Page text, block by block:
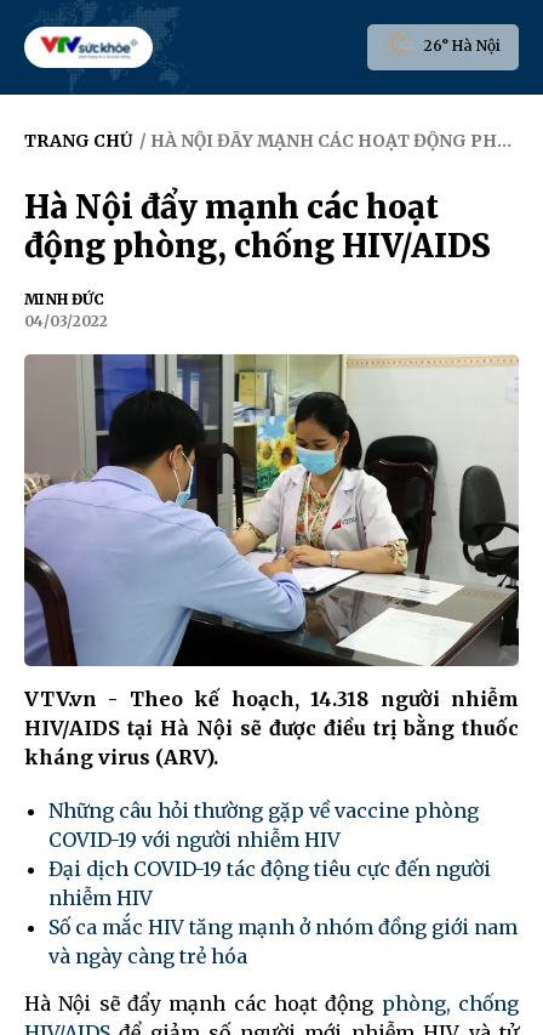
26° Hà Nội
TRANG CHỦ / HÀ NỘI ĐẨY MẠNH CÁC HOẠT ĐỘNG PHÒNG, CHỐNG HIV/AIDS
Hà Nội đẩy mạnh các hoạt
động phòng, chống HIV/AIDS
MINH ĐỨC
04/03/2022
VTV.vn - Theo kế hoạch, 14.318 người nhiễm
HIV/AIDS tại Hà Nội sẽ được điều trị bằng thuốc
kháng virus (ARV).
Những câu hỏi thường gặp về vaccine phòng
COVID-19 với người nhiễm HIV
Đại dịch COVID-19 tác động tiêu cực đến người
nhiễm HIV
Số ca mắc HIV tăng mạnh ở nhóm đồng giới nam
và ngày càng trẻ hóa
Hà Nội sẽ đẩy mạnh các hoạt động phòng, chống